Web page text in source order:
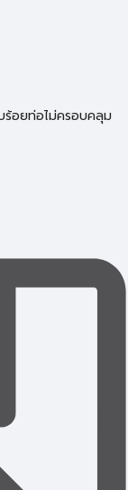
ร้อยท่อไม่ครอบคลุม